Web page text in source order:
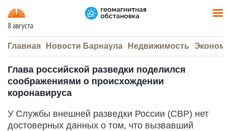
8 августа
Главная Новости Барнаула Недвижимость
Глава российской разведки поделился
соображениями о происхождении
коронавируса
У Службы внешней разведки России (СВР) нет
достоверных данных о том, что вызвавший